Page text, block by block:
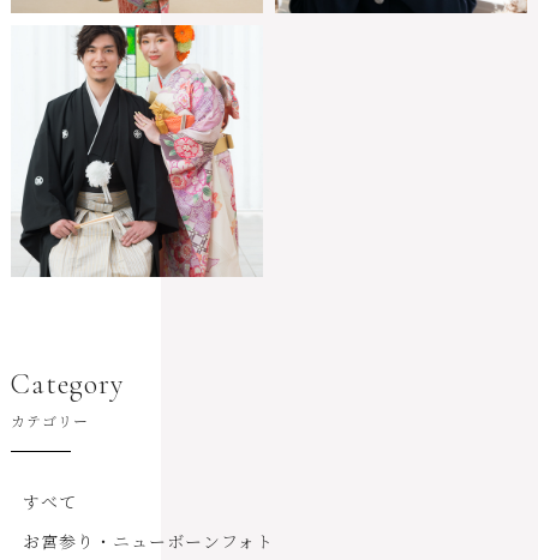
Category
カテゴリー
すべて
お宮参り・ニューボーンフォト